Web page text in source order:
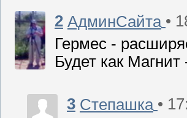
2 АдминСайта •
Гермес -
Будет как
3 Степашка •